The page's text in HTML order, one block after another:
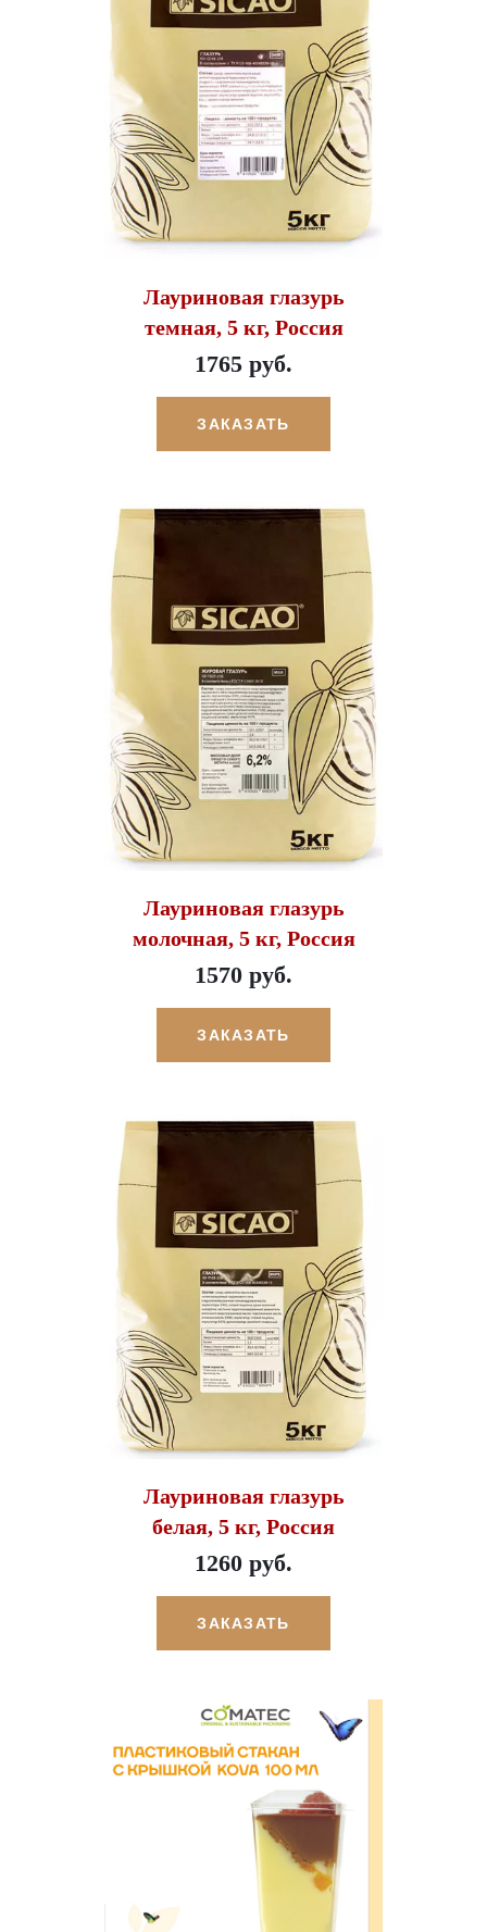
Лауриновая глазурь
темная, 5 кг, Россия
1765 руб.
ЗАКАЗАТЬ
Лауриновая глазурь
молочная, 5 кг, Россия
1570 руб.
ЗАКАЗАТЬ
Лауриновая глазурь
белая, 5 кг, Россия
1260 руб.
ЗАКАЗАТЬ